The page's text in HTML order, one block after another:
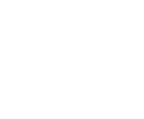
фотограф в Орле Апальков Вячеслав
Орле